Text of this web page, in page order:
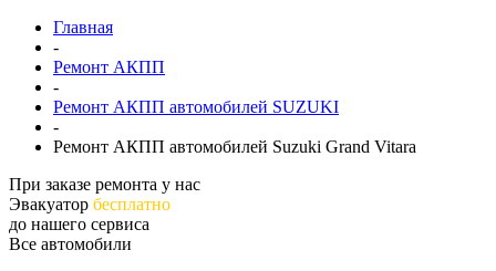
Главная
-
Ремонт АКПП
-
Ремонт АКПП автомобилей SUZUKI
-
Ремонт АКПП автомобилей Suzuki Grand Vitara
При заказе ремонта у нас
Эвакуатор бесплатно
до нашего сервиса
Все автомобили